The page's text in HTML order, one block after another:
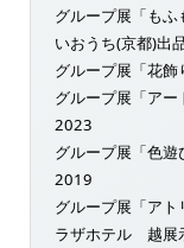
グループ展「も
いおうち(京都)出
グループ展「花
グループ展「アー
2023
グループ展「色
2019
グループ展「ア
ラザホテル 越展